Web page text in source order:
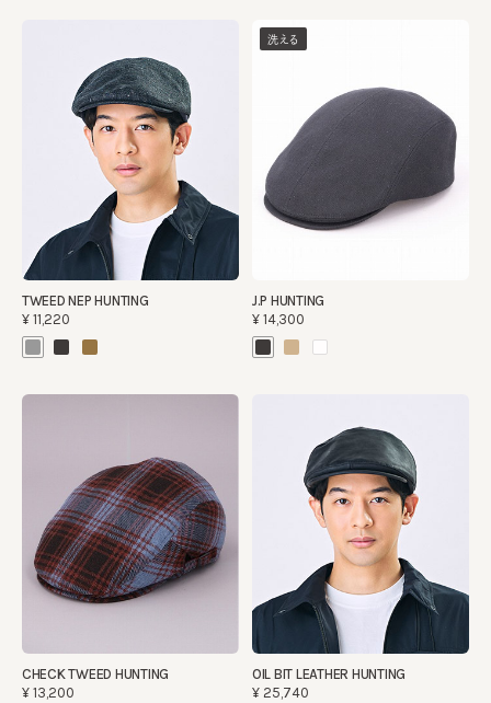
TWEED NEP HUNTING
¥11,220
洗える
J.P HUNTING
¥14,300
CHECK TWEED HUNTING
¥13,200
OIL BIT LEATHER HUNTING
¥25,740